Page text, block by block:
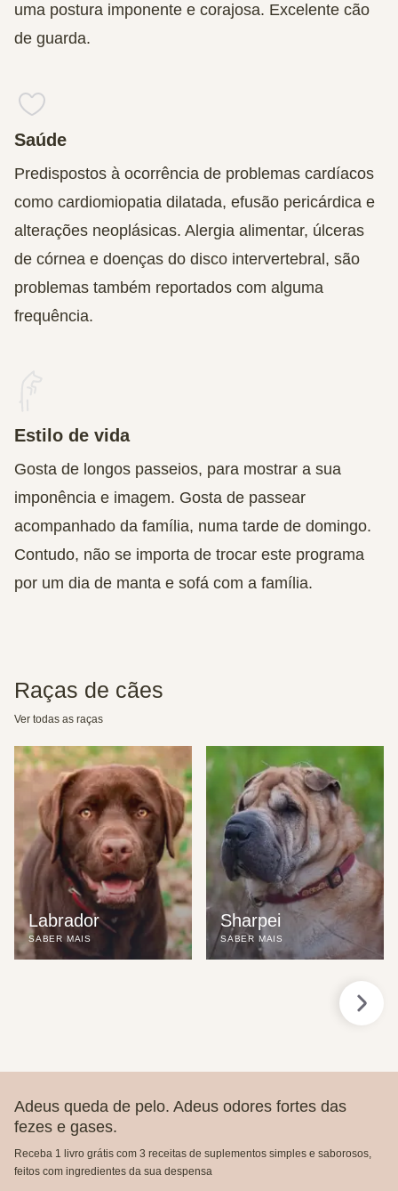
uma postura imponente e corajosa. Excelente cão
de guarda.
Saúde
Predispostos à ocorrência de problemas cardíacos
como cardiomiopatia dilatada, efusão pericárdica e
alterações neoplásicas. Alergia alimentar, úlceras
de córnea e doenças do disco intervertebral, são
problemas também reportados com alguma
frequência.
Estilo de vida
Gosta de longos passeios, para mostrar a sua
imponência e imagem. Gosta de passear
acompanhado da família, numa tarde de domingo.
Contudo, não se importa de trocar este programa
por um dia de manta e sofá com a família.
Raças de cães
Ver todas as raças
Labrador
SABER MAIS
Sharpei
SABER MAIS
Adeus queda de pelo. Adeus odores fortes das
fezes e gases.
Receba 1 livro grátis com 3 receitas de suplementos simples e saborosos,
feitos com ingredientes da sua despensa